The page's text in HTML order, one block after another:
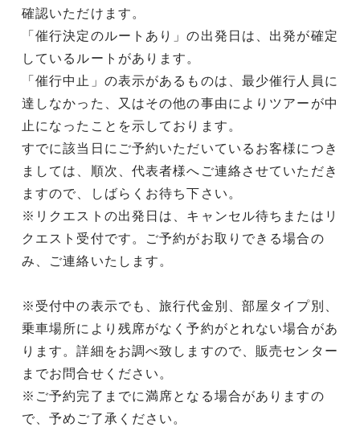
確認いただけます。
「催行決定のルートあり」の出発日は、出発が確定
しているルートがあります。
「催行中止」の表示があるものは、最少催行人員に
達しなかった、又はその他の事由によりツアーが中
止になったことを示しております。
すでに該当日にご予約いただいているお客様につき
ましては、順次、代表者様へご連絡させていただき
ますので、しばらくお待ち下さい。
※リクエストの出発日は、キャンセル待ちまたはリ
クエスト受付です。ご予約がお取りできる場合の
み、ご連絡いたします。
※受付中の表示でも、旅行代金別、部屋タイプ別、
乗車場所により残席がなく予約がとれない場合があ
ります。詳細をお調べ致しますので、販売センター
までお問合せください。
※ご予約完了までに満席となる場合がありますの
で、予めご了承ください。